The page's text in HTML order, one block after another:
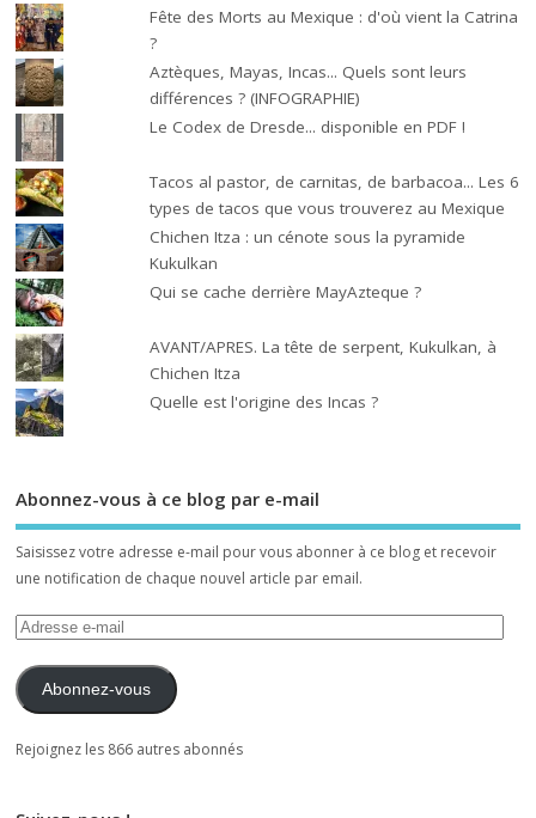
Fête des Morts au Mexique : d'où vient la Catrina
?
Aztèques, Mayas, Incas... Quels sont leurs
différences ? (INFOGRAPHIE)
Le Codex de Dresde... disponible en PDF !
Tacos al pastor, de carnitas, de barbacoa... Les 6
types de tacos que vous trouverez au Mexique
Chichen Itza : un cénote sous la pyramide
Kukulkan
Qui se cache derrière MayAzteque ?
AVANT/APRES. La tête de serpent, Kukulkan, à
Chichen Itza
Quelle est l'origine des Incas ?
Abonnez-vous à ce blog par e-mail
Saisissez votre adresse e-mail pour vous abonner à ce blog et recevoir
une notification de chaque nouvel article par email.
Abonnez-vous
Rejoignez les 866 autres abonnés